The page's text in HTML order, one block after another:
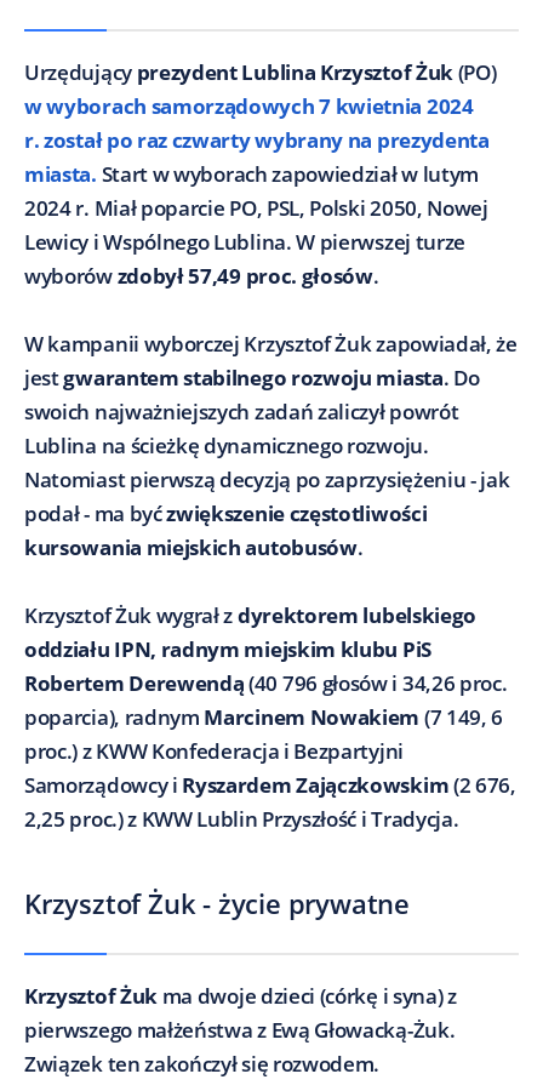
Urzędujący prezydent Lublina Krzysztof Żuk(PO)
w wyborach samorządowych 7 kwietnia 2024
r. został po raz czwarty wybrany na prezydenta
miasta. Start w wyborach zapowiedział w lutym
2024 r. Miał poparcie PO, PSL, Polski 2050, Nowej
Lewicy i Wspólnego Lublina. W pierwszej turze
wyborówzdobył 57,49 proc. głosów.
W kampanii wyborczej Krzysztof Żuk zapowiadał, że
jestgwarantem stabilnego rozwoju miasta. Do
swoich najważniejszych zadań zaliczył powrót
Lublina na ścieżkę dynamicznego rozwoju.
Natomiast pierwszą decyzją po zaprzysiężeniu - jak
podał - ma byćzwiększenie częstotliwości
kursowania miejskich autobusów.
Krzysztof Żuk wygrał zdyrektorem lubelskiego
oddziału IPN, radnym miejskim klubu PiS
Robertem Derewendą(40 796 głosów i 34,26 proc.
poparcia), radnym Marcinem Nowakiem (7 149, 6
proc.) z KWW Konfederacja i Bezpartyjni
Samorządowcy i Ryszardem Zajączkowskim(2 676,
2,25 proc.) z KWW Lublin Przyszłość i Tradycja.
Krzysztof Żuk - życie prywatne
Krzysztof Żuk ma dwoje dzieci (córkę i syna) z
pierwszego małżeństwa z Ewą Głowacką-Żuk.
Związek ten zakończył się rozwodem.